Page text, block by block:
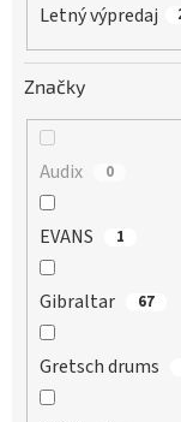
Letný výpredaj
Značky
Audix 0
EVANS 1
Gibraltar 67
Gretsch drums